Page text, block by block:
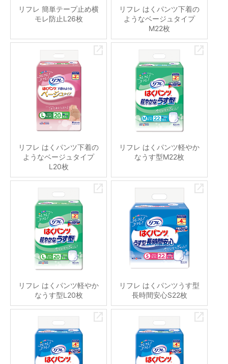
リフレ 簡単テープ止め横
モレ防止L26枚
リフレ はくパンツ下着の
ようなベージュタイプ
M22枚
リフレ はくパンツ下着の
ようなベージュタイプ
L20枚
リフレ はくパンツ軽やか
なうす型M22枚
リフレ はくパンツ軽やか
なうす型L20枚
リフレ はくパンツうす型
長時間安心S22枚